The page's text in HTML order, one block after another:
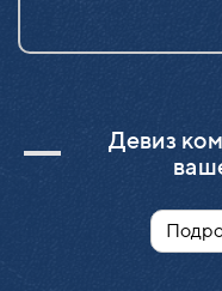
Девиз